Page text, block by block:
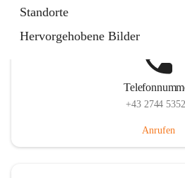
Standorte
Hervorgehobene Bilder
+43 2744
Anrufen